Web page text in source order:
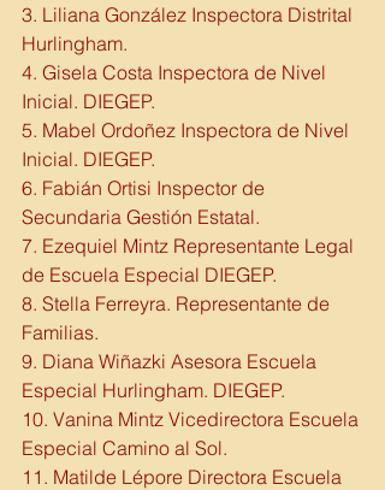
3. Liliana González Inspectora Distrital
Hurlingham.
4. Gisela Costa Inspectora de Nivel
Inicial. DIEGEP.
5. Mabel Ordoñez Inspectora de Nivel
Inicial. DIEGEP.
6. Fabián Ortisi Inspector de
Secundaria Gestión Estatal.
7. Ezequiel Mintz Representante Legal
de Escuela Especial DIEGEP.
8. Stella Ferreyra. Representante de
Familias.
9. Diana Wiñazki Asesora Escuela
Especial Hurlingham. DIEGEP.
10. Vanina Mintz Vicedirectora Escuela
Especial Camino al Sol.
11. Matilde Lépore Directora Escuela